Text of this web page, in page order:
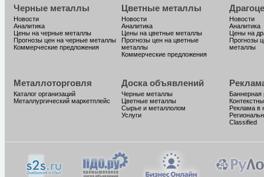
Черные металлы
Новости
Аналитика
Цены на черные металлы
Прогнозы цен на черные металлы
Коммерческие предложения
Цветные металлы
Новости
Аналитика
Цены на цветные металлы
Прогнозы цен на цветные
металлы
Коммерческие предложения
Новости
Аналитика
Цены на
Прогнозы
металлы
Металлоторговля
Каталог организаций
Металлургический маркетплейс
Доска объявлений
Черные металлы
Цветные металлы
Сырье и металлолом
Услуги
Баннерная
Реклама в
Classified